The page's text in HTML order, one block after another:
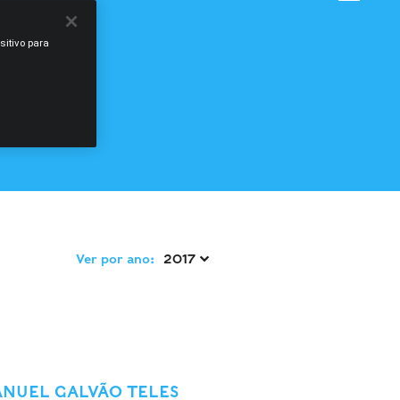
Ver por ano: 2017
GALVÃO TELES
para